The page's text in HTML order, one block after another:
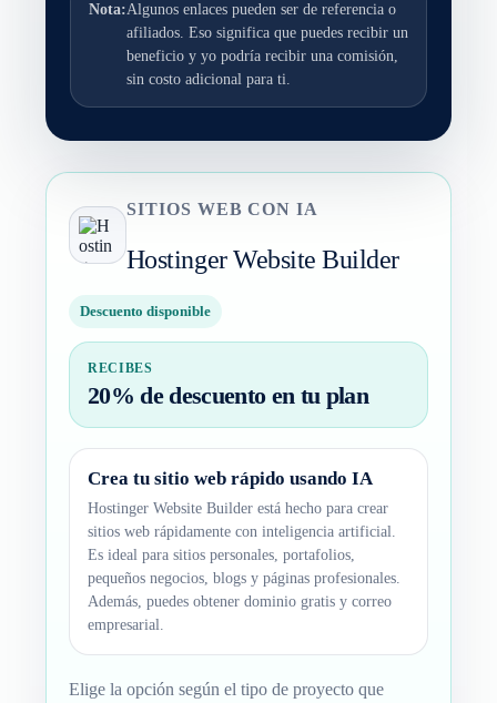
Nota:Algunos enlaces pueden ser de referencia o
afiliados. Eso significa que puedes recibir un
beneficio y yo podría recibir una comisión,
sin costo adicional para ti.
SITIOS WEB CON IA
Hostinger Website Builder
Descuento disponible
RECIBES
20% de descuento en tu plan
Crea tu sitio web rápido usando IA
Hostinger Website Builder está hecho para crear
sitios web rápidamente con inteligencia artificial.
Es ideal para sitios personales, portafolios,
pequeños negocios, blogs y páginas profesionales.
Además, puedes obtener dominio gratis y correo
empresarial.
Elige la opción según el tipo de proyecto que